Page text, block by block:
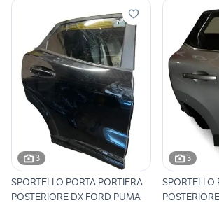
3
SPORTELLO PORTA PORTIERA
POSTERIORE DX FORD PUMA
3
SPORTELLO